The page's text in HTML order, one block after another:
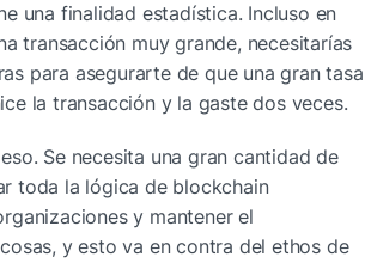
una finalidad estadística. Incluso en
transacción muy grande, necesitarías
para asegurarte de que una gran tasa
la transacción y la gaste dos veces.
Se necesita una gran cantidad de
toda la lógica de blockchain
y mantener el
y esto va en contra del ethos de